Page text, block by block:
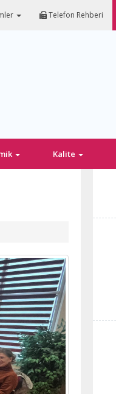
Telefon Rehberi
Kalite